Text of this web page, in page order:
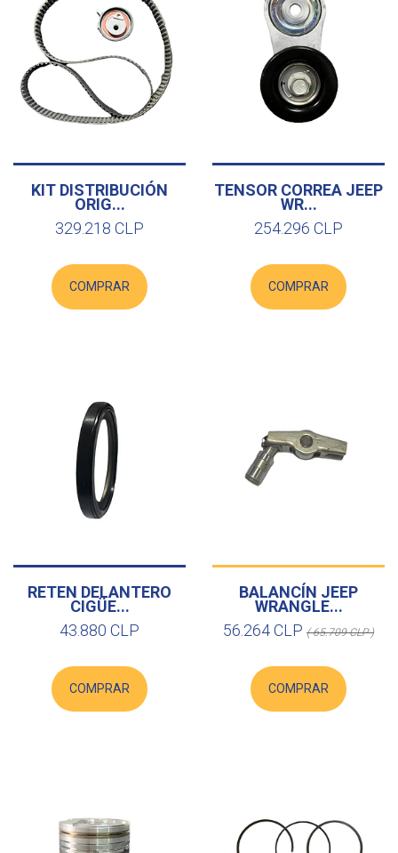
KIT DISTRIBUCIÓN
ORIG...
329.218 CLP
COMPRAR
TENSOR CORREA JEEP
WR...
254.296 CLP
COMPRAR
RETEN DELANTERO
CIGÜE...
43.880 CLP
COMPRAR
BALANCÍN JEEP
WRANGLE...
56.264 CLP ( 65.709 CLP )
COMPRAR